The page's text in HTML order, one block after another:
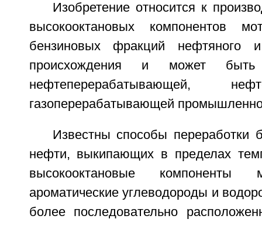
Изобретение относится к
высокооктановых компонентов
бензиновых фракций нефтяного и
происхождения и может быть
нефтеперерабатывающей,
газоперерабатывающей
Известны способы переработки
нефти, выкипающих в пределах
высокооктановые компоненты
ароматические углеводороды и
более последовательно